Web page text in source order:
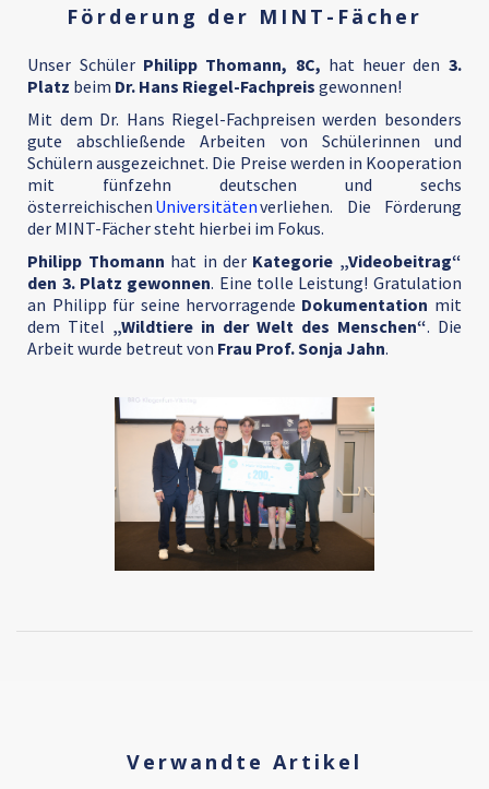
Förderung der MINT-Fächer
Unser Schüler Philipp Thomann, 8C, hat heuer den 3.
Platz beim Dr. Hans Riegel-Fachpreis gewonnen!
Mit dem Dr. Hans Riegel-Fachpreisen werden besonders
gute abschließende Arbeiten von Schülerinnen und
Schülern ausgezeichnet. Die Preise werden in Kooperation
mit fünfzehn deutschen und sechs
österreichischen Universitätenverliehen. Die Förderung
der MINT-Fächer steht hierbei im Fokus.
Philipp Thomann hat in der Kategorie „Videobeitrag“
den 3. Platz gewonnen. Eine tolle Leistung! Gratulation
an Philipp für seine hervorragende Dokumentation mit
dem Titel „Wildtiere in der Welt des Menschen“. Die
Arbeit wurde betreut von Frau Prof. Sonja Jahn.
Verwandte Artikel